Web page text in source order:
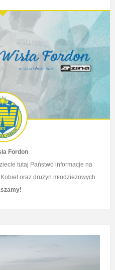
Fordon
tutaj Państwo informacje na
oraz drużyn młodzieżowych